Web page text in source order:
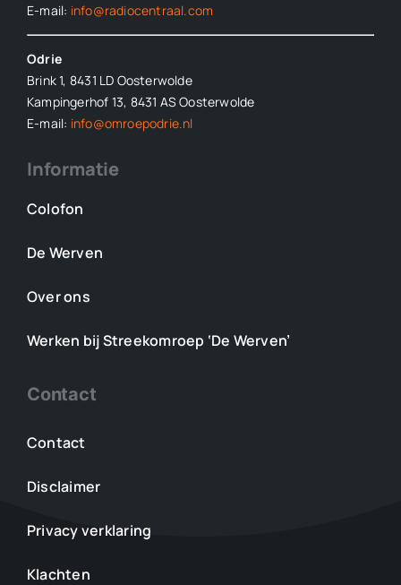
E-mail: info@radiocentraal.com
Odrie
Brink 1, 8431 LD Oosterwolde
Kampingerhof 13, 8431 AS Oosterwolde
E-mail: info@omroepodrie.nl
Informatie
Colofon
De Werven
Over ons
Werken bij Streekomroep ‘De Werven’
Contact
Contact
Disclaimer
Privacy verklaring
Klachten